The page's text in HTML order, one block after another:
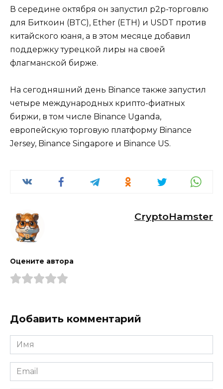
В середине октября он запустил p2p-торговлю
для Биткоин (BTC), Ether (ETH) и USDT против
китайского юаня, а в этом месяце добавил
поддержку турецкой лиры на своей
флагманской бирже.
На сегодняшний день Binance также запустил
четыре международных крипто-фиатных
биржи, в том числе Binance Uganda,
европейскую торговую платформу Binance
Jersey, Binance Singapore и Binance US.
CryptoHamster
Оцените автора
Добавить комментарий
Имя
*
Email
*